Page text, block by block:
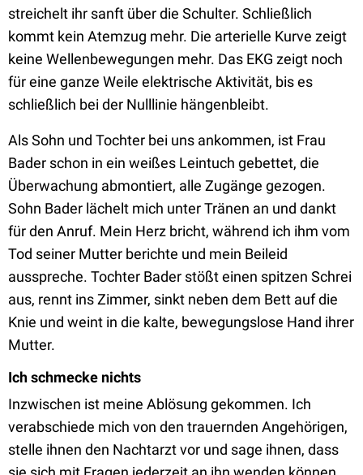
streichelt ihr sanft über die Schulter. Schließlich
kommt kein Atemzug mehr. Die arterielle Kurve zeigt
keine Wellenbewegungen mehr. Das EKG zeigt noch
für eine ganze Weile elektrische Aktivität, bis es
schließlich bei der Nulllinie hängenbleibt.
Als Sohn und Tochter bei uns ankommen, ist Frau
Bader schon in ein weißes Leintuch gebettet, die
Überwachung abmontiert, alle Zugänge gezogen.
Sohn Bader lächelt mich unter Tränen an und dankt
für den Anruf. Mein Herz bricht, während ich ihm vom
Tod seiner Mutter berichte und mein Beileid
ausspreche. Tochter Bader stößt einen spitzen Schrei
aus, rennt ins Zimmer, sinkt neben dem Bett auf die
Knie und weint in die kalte, bewegungslose Hand ihrer
Mutter.
Ich schmecke nichts
Inzwischen ist meine Ablösung gekommen. Ich
verabschiede mich von den trauernden Angehörigen,
stelle ihnen den Nachtarzt vor und sage ihnen, dass